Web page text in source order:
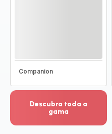
Companion
Descubra toda a
gama